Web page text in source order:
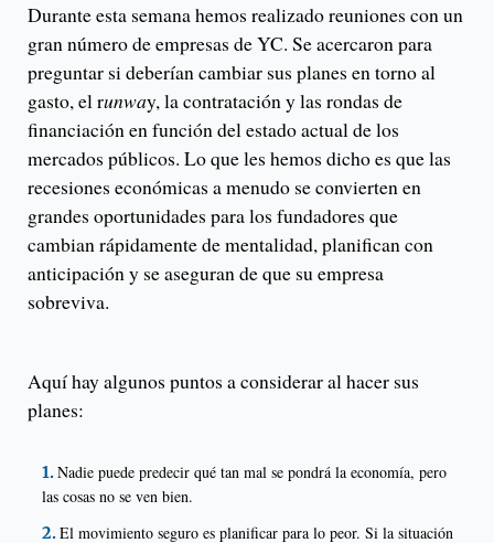
Durante esta semana hemos realizado reuniones con un
gran número de empresas de YC. Se acercaron para
preguntar si deberían cambiar sus planes en torno al
gasto, el runway, la contratación y las rondas de
financiación en función del estado actual de los
mercados públicos. Lo que les hemos dicho es que las
recesiones económicas a menudo se convierten en
grandes oportunidades para los fundadores que
cambian rápidamente de mentalidad, planifican con
anticipación y se aseguran de que su empresa
sobreviva.
Aquí hay algunos puntos a considerar al hacer sus
planes:
Nadie puede predecir qué tan mal se pondrá la economía, pero
las cosas no se ven bien.
El movimiento seguro es planificar para lo peor. Si la situación